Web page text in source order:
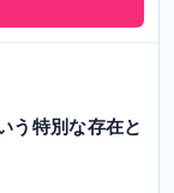
う特別な存在と